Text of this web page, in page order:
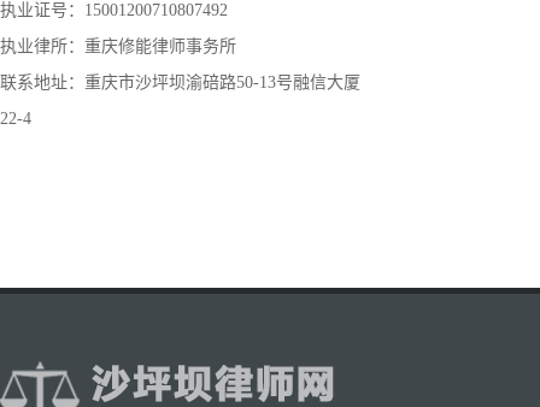
执业证号：15001200710807492
执业律所：重庆修能律师事务所
联系地址：重庆市沙坪坝渝碚路50-13号融信大厦
22-4